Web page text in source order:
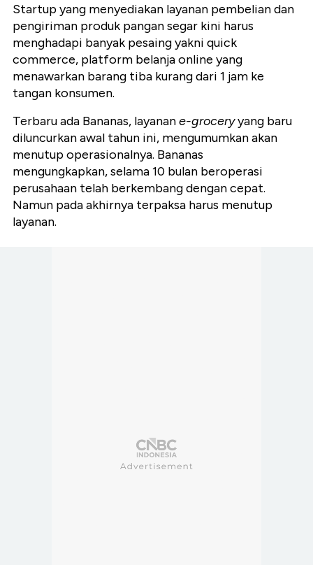
Startup yang menyediakan layanan pembelian dan
pengiriman produk pangan segar kini harus
menghadapi banyak pesaing yakni quick
commerce, platform belanja online yang
menawarkan barang tiba kurang dari 1 jam ke
tangan konsumen.
Terbaru ada Bananas, layanane-groceryyang baru
diluncurkan awal tahun ini, mengumumkan akan
menutup operasionalnya. Bananas
mengungkapkan, selama 10 bulan beroperasi
perusahaan telah berkembang dengan cepat.
Namun pada akhirnya terpaksa harus menutup
layanan.